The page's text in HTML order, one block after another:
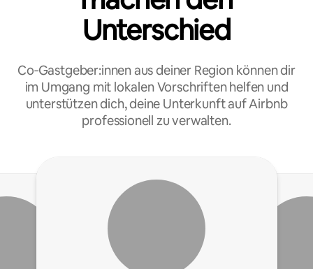
Unterschied
Co‑Gastgeber:innen aus deiner Region können dir
im Umgang mit lokalen Vorschriften helfen und
unterstützen dich, deine Unterkunft auf Airbnb
professionell zu verwalten.